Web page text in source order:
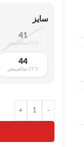
سایز
41
25.5 سانتی‌متر
44
27.5 سانتی‌متر
-
+